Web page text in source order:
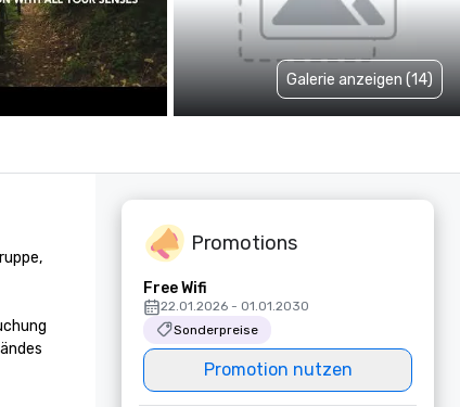
Galerie anzeigen (14)
Promotions
Free Wifi
22.01.2026 - 01.01.2030
Sonderpreise
Promotion nutzen